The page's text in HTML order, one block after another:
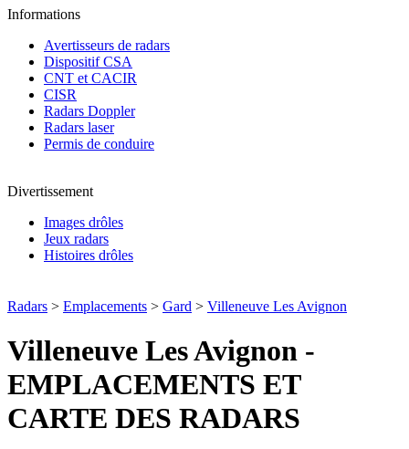
Informations
Avertisseurs de radars
Dispositif CSA
CNT et CACIR
CISR
Radars Doppler
Radars laser
Permis de conduire
Divertissement
Images drôles
Jeux radars
Histoires drôles
Radars > Emplacements > Gard > Villeneuve Les Avignon
Villeneuve Les Avignon -
EMPLACEMENTS ET
CARTE DES RADARS